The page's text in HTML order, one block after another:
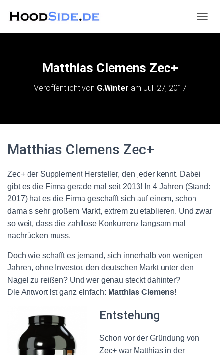
A
T
Matthias Clemens Zec+
Veröffentlicht von G.Winter am Juli 27, 2017
Matthias Clemens Zec+
Zec+ der Supplement Hersteller, den jeder kennt. Dabei
gibt es die Firma gerade mal seit 2013! In 4 Jahren (Stand:
2017) hat es die Firma geschafft sich auf einem, schon
damals sehr großem Markt, extrem zu etablieren. Und zwar
so weit, dass die zahllose Konkurrenz langsam mal
nachrücken muss.
Doch wie schafft es jemand, sich innerhalb von wenigen
Jahren, ohne Investor, den deutschen Markt unter den
Nagel zu reißen? Und wer genau steckt dahinter?
Die Antwort ist ganz einfach: Matthias Clemens!
Entstehung
Schon vor der Gründung von
Zec+ war Matthias in der